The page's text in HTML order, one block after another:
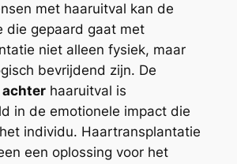
met haaruitval kan de
die gepaard gaat met
niet alleen fysiek, maar
bevrijdend zijn. De
haaruitval is
in de emotionele impact die
individu. Haartransplantatie
een oplossing voor het